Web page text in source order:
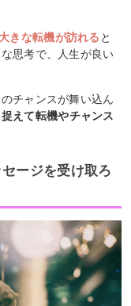
きな転機が訪れる と
思考で、人生が良い
チャンスが舞い込ん
えて転機やチャンス
ージを受け取ろ